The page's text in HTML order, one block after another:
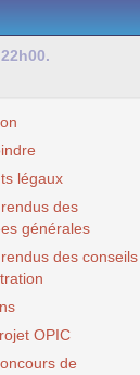
légaux
des
générales
des conseils
OPIC
de